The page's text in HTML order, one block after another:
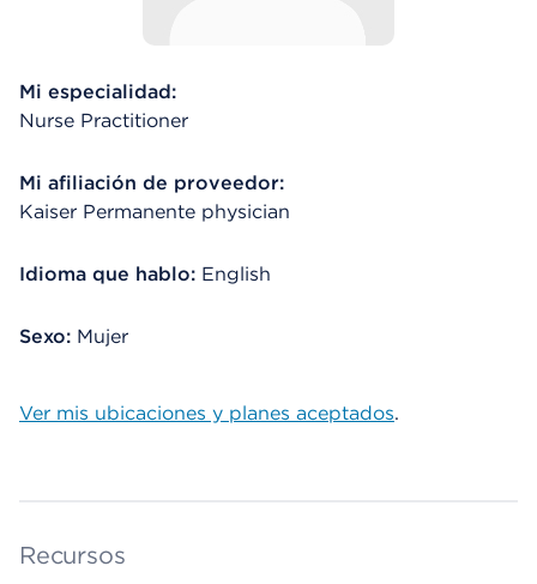
Mi especialidad:
Nurse Practitioner
Mi afiliación de proveedor:
Kaiser Permanente physician
Idioma que hablo: English
Sexo: Mujer
Ver mis ubicaciones y planes aceptados.
Recursos